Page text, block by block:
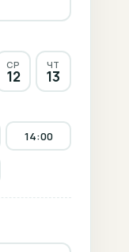
СР
12
ЧТ
13
14:00